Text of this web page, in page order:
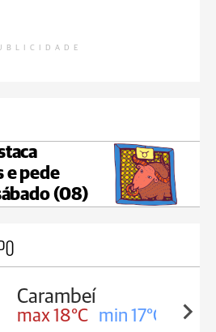
e pede
(08)
Carambeí
max 18°C min 17°C